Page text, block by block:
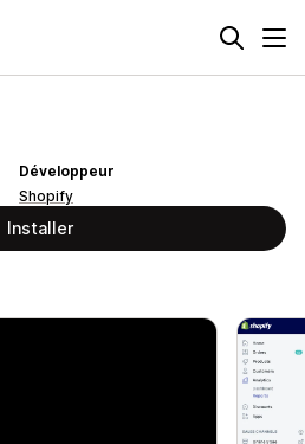
Développeur
Shopify
Installer